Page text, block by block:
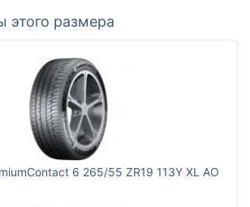
этого размера
6 265/55 ZR19 113Y XL AO